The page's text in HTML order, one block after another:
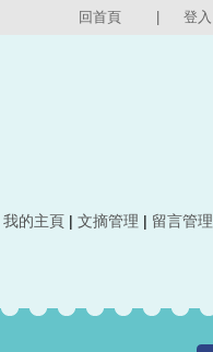
回首頁 登入
我的主頁 | 文摘管理 | 留言管理